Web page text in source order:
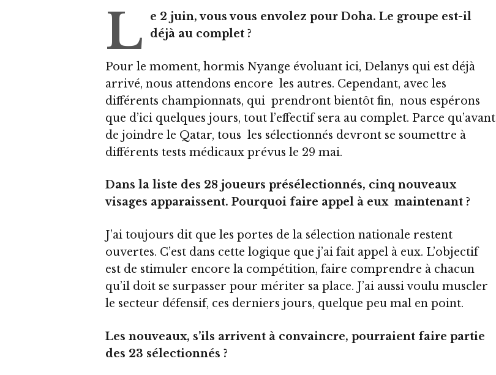
L
e 2 juin, vous vous envolez pour Doha. Le groupe est-il
déjà au complet ?
Pour le moment, hormis Nyange évoluant ici, Delanys qui est déjà
arrivé, nous attendons encore les autres. Cependant, avec les
différents championnats, qui prendront bientôt fin, nous espérons
que d’ici quelques jours, tout l’effectif sera au complet. Parce qu’avant
de joindre le Qatar, tous les sélectionnés devront se soumettre à
différents tests médicaux prévus le 29 mai.
Dans la liste des 28 joueurs présélectionnés, cinq nouveaux
visages apparaissent. Pourquoi faire appel à eux maintenant ?
J’ai toujours dit que les portes de la sélection nationale restent
ouvertes. C’est dans cette logique que j’ai fait appel à eux. L’objectif
est de stimuler encore la compétition, faire comprendre à chacun
qu’il doit se surpasser pour mériter sa place. J’ai aussi voulu muscler
le secteur défensif, ces derniers jours, quelque peu mal en point.
Les nouveaux, s’ils arrivent à convaincre, pourraient faire partie
des 23 sélectionnés ?